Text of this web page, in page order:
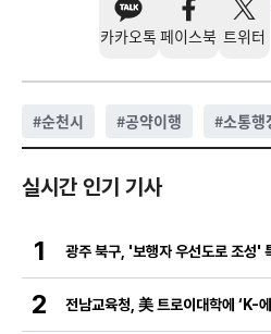
카카오톡 페이스북 트위터
#순천시 #공약이행 #소통행
실시간 인기 기사
1 광주 북구, '보행자 우선도로 조성'
2 전남교육청, 美 트로이대학에 ‘K-